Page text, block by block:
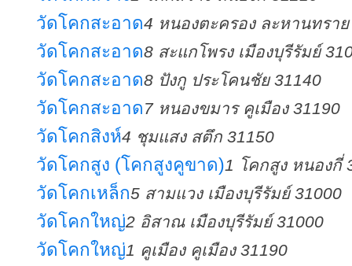
วัดโคกสะอาด4 หนองตะครอง ละหานทราย
วัดโคกสะอาด8 สะแกโพรง เมืองบุรีรัมย์
วัดโคกสะอาด8 ปังกู ประโคนชัย 31140
วัดโคกสะอาด7 หนองขมาร คูเมือง 31190
วัดโคกสิงห์4 ชุมแสง สตึก 31150
วัดโคกสูง (โคกสูงคูขาด)1 โคกสูง หนองกี่
วัดโคกเหล็ก5 สามแวง เมืองบุรีรัมย์ 31000
วัดโคกใหญ่2 อิสาณ เมืองบุรีรัมย์ 31000
วัดโคกใหญ่1 คูเมือง คูเมือง 31190